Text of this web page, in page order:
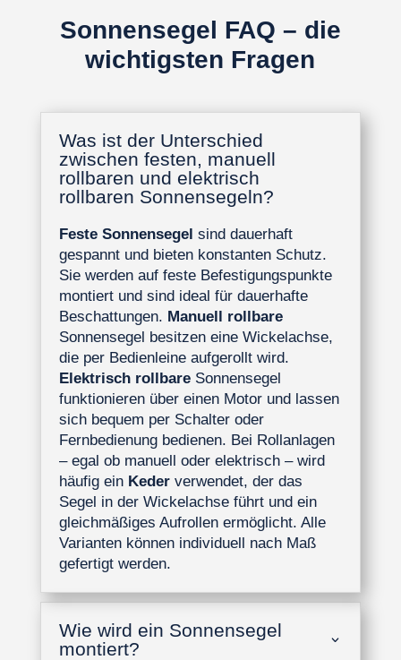
Sonnensegel FAQ – die
wichtigsten Fragen
Was ist der Unterschied
zwischen festen, manuell
rollbaren und elektrisch
rollbaren Sonnensegeln?
Feste Sonnensegel sind dauerhaft
gespannt und bieten konstanten Schutz.
Sie werden auf feste Befestigungspunkte
montiert und sind ideal für dauerhafte
Beschattungen. Manuell rollbare
Sonnensegel besitzen eine Wickelachse,
die per Bedienleine aufgerollt wird.
Elektrisch rollbareSonnensegel
funktionieren über einen Motor und lassen
sich bequem per Schalter oder
Fernbedienung bedienen. Bei Rollanlagen
– egal ob manuell oder elektrisch – wird
häufig ein Kederverwendet, der das
Segel in der Wickelachse führt und ein
gleichmäßiges Aufrollen ermöglicht. Alle
Varianten können individuell nach Maß
gefertigt werden.
Wie wird ein Sonnensegel
montiert?